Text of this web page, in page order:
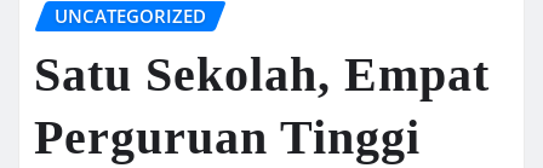
UNCATEGORIZED
Satu Sekolah, Empat
Perguruan Tinggi